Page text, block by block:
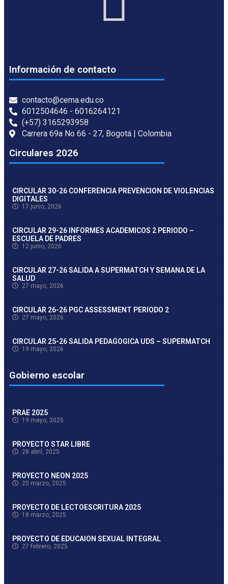
Información de contacto
contacto@cema.edu.co
6012504646 - 6016264121
(+57) 3165293958
Carrera 69a No 66 - 27, Bogotá | Colombia
Circulares 2026
CIRCULAR 30-26 CONFERENCIA PREVENCION DE VIOLENCIAS
DIGITALES
17 junio, 2026
CIRCULAR 29-26 INFORMES ACADEMICOS 2 PERIODO –
ESCUELA DE PADRES
12 junio, 2026
CIRCULAR 27-26 SALIDA A SUPERMATCH Y SEMANA DE LA
SALUD
27 mayo, 2026
CIRCULAR 26-26 PGC ASSESSMENT PERIODO 2
27 mayo, 2026
CIRCULAR 25-26 SALIDA PEDAGOGICA UDS – SUPERMATCH
19 mayo, 2026
Gobierno escolar
PRAE 2025
19 mayo, 2025
PROYECTO STAR LIBRE
28 abril, 2025
PROYECTO NEON 2025
20 marzo, 2025
PROYECTO DE LECTOESCRITURA 2025
18 marzo, 2025
PROYECTO DE EDUCAION SEXUAL INTEGRAL
27 febrero, 2025